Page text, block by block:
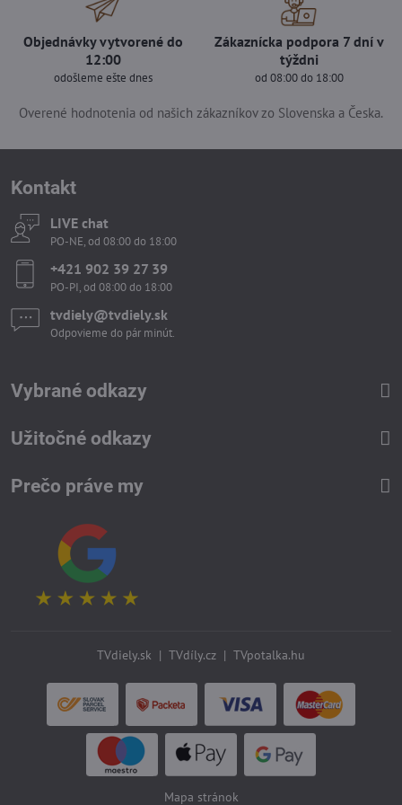
Objednávky vytvorené do
12:00
odošleme ešte dnes
Zákaznícka podpora 7 dní v
týždni
od 08:00 do 18:00
Overené hodnotenia od našich zákazníkov zo Slovenska a Česka.
Kontakt
LIVE chat
PO-NE, od 08:00 do 18:00
+421 902 39 27 39
PO-PI, od 08:00 do 18:00
tvdiely​​@tvdiely​​.sk
Odpovieme do pár minút.
Vybrané odkazy
Užitočné odkazy
Prečo práve my
TVdiely.sk | TVdíly.cz | TVpotalka.hu
Mapa stránok